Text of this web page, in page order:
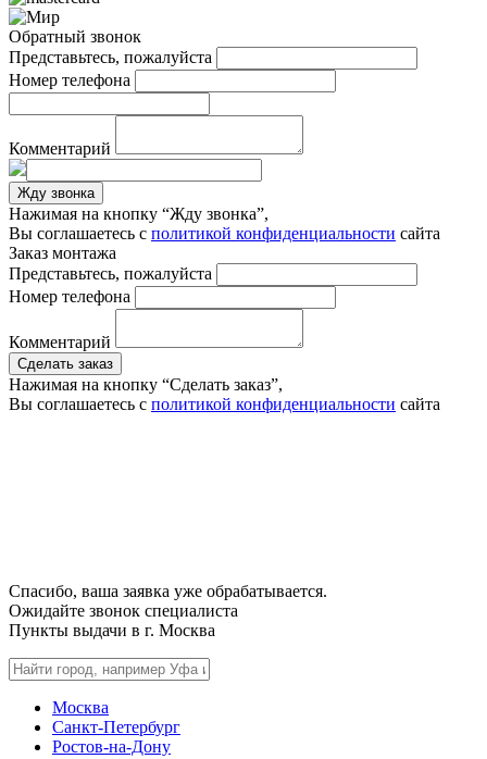
Обратный звонок
Представьтесь, пожалуйста
Номер телефона
Комментарий
Жду звонка
Нажимая на кнопку “Жду звонка”,
Вы соглашаетесь с политикой конфиденциальности сайта
Заказ монтажа
Представьтесь, пожалуйста
Номер телефона
Комментарий
Сделать заказ
Нажимая на кнопку “Сделать заказ”,
Вы соглашаетесь с политикой конфиденциальности сайта
Спасибо, ваша заявка уже обрабатывается.
Ожидайте звонок специалиста
Пункты выдачи в г. Москва
Москва
Санкт-Петербург
Ростов-на-Дону